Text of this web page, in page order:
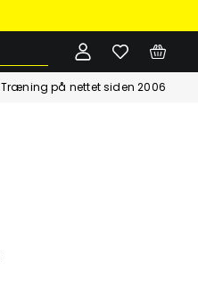
Søg
Træning på nettet siden 2006